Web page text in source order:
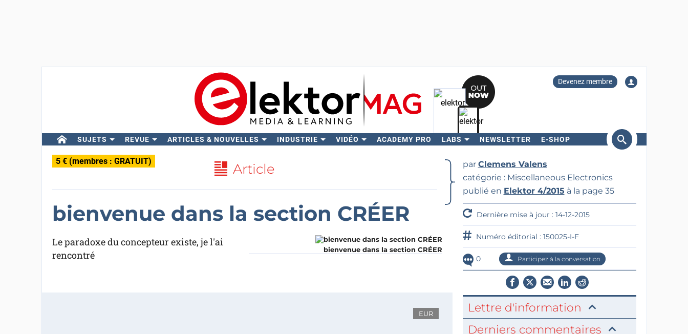
Devenez membre
SUJETS REVUE ARTICLES & NOUVELLES INDUSTRIE VIDÉO ACADEMY PRO LABS NEWSLETTER E-SHOP
Rechercher
5 € (membres : GRATUIT) Article
bienvenue dans la section CRÉER
bienvenue dans la section CRÉER
Le paradoxe du concepteur existe, je l'ai
rencontré
EUR
par Clemens Valens
catégorie : Miscellaneous Electronics
publié en Elektor 4/2015 à la page 35
Dernière mise à jour : 14-12-2015
Numéro éditorial : 150025-I-F
0 Participez à la conversation
Lettre d'information
Derniers commentaires